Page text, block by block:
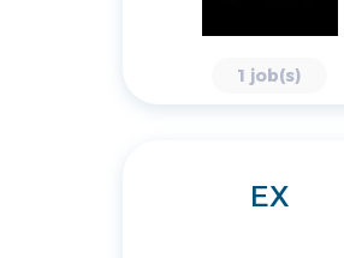
1 job(s)
EX